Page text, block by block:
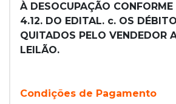
À DESOCUPAÇÃO
4.12. DO EDITAL. c. OS
QUITADOS PELO VENDEDOR
LEILÃO.
Condições de Pagamento